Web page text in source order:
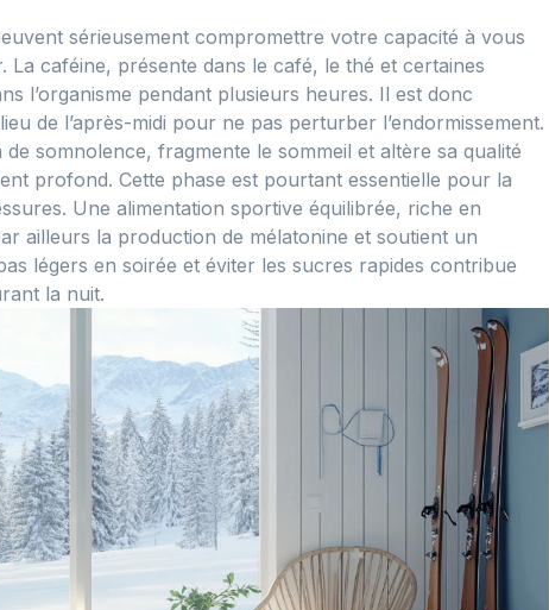
sérieusement compromettre votre capacité à vous
caféine, présente dans le café, le thé et certaines
l’organisme pendant plusieurs heures. Il est donc
de l’après-midi pour ne pas perturber l’endormissement.
de somnolence, fragmente le sommeil et altère sa qualité
profond. Cette phase est pourtant essentielle pour la
Une alimentation sportive équilibrée, riche en
ailleurs la production de mélatonine et soutient un
légers en soirée et éviter les sucres rapides contribue
la nuit.